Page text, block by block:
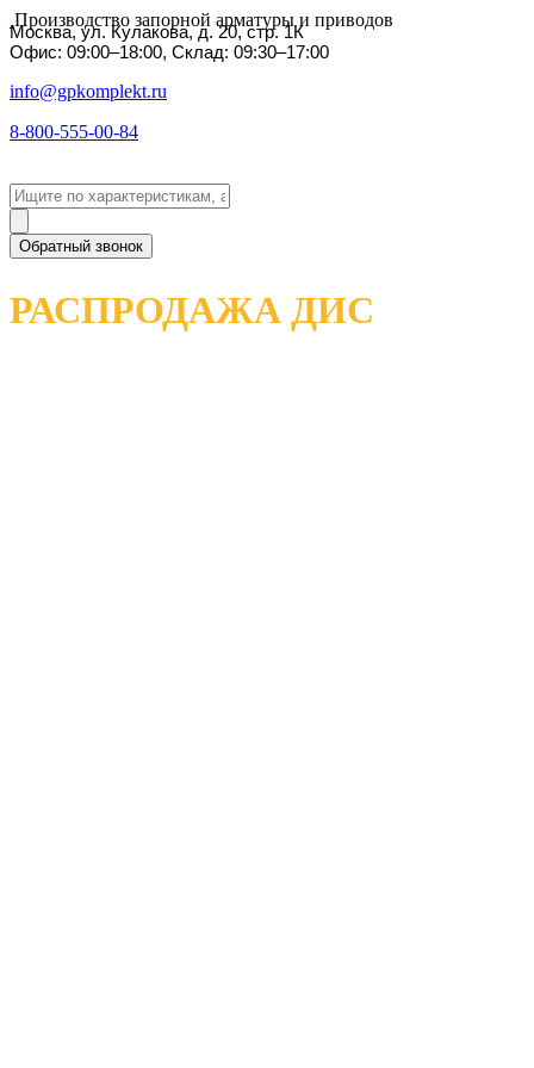
Производство запорной арматуры и приводов
Москва, ул. Кулакова, д. 20, стр. 1К
Офис: 09:00–18:00, Склад: 09:30–17:00
info@gpkomplekt.ru
8-800-555-00-84
Обратный звонок
РАСПРОДАЖА ДИС